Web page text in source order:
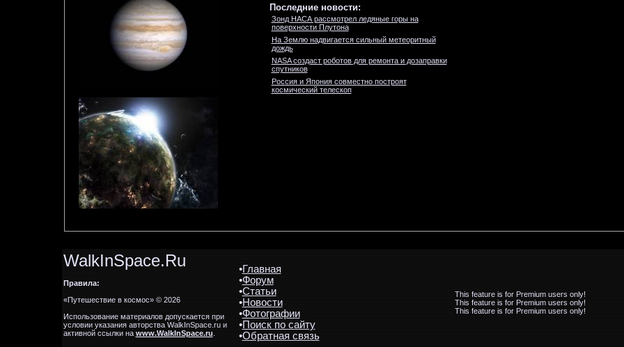
Последние новости:
Зонд НАСА рассмотрел ледяные горы на
поверхности Плутона
На Землю надвигается сильный метеоритный
дождь
NASA создаст роботов для ремонта и дозаправки
спутников
Россия и Япония совместно построят
космический телескоп
WalkInSpace.Ru
Правила:
«Путешествие в космос» © 2026
Использование материалов допускается при
условии указания авторства WalkInSpace.ru и
активной ссылки наwww.WalkInSpace.ru.
•Главная
•Форум
•Статьи
•Новости
•Фотографии
•Поиск по сайту
•Обратная связь
This feature is for Premium users only!
This feature is for Premium users only!
This feature is for Premium users only!